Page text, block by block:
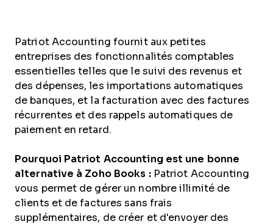
Patriot Accounting fournit aux petites
entreprises des fonctionnalités comptables
essentielles telles que le suivi des revenus et
des dépenses, les importations automatiques
de banques, et la facturation avec des factures
récurrentes et des rappels automatiques de
paiement en retard.
Pourquoi Patriot Accounting est une bonne
alternative à Zoho Books :Patriot Accounting
vous permet de gérer un nombre illimité de
clients et de factures sans frais
supplémentaires, de créer et d'envoyer des